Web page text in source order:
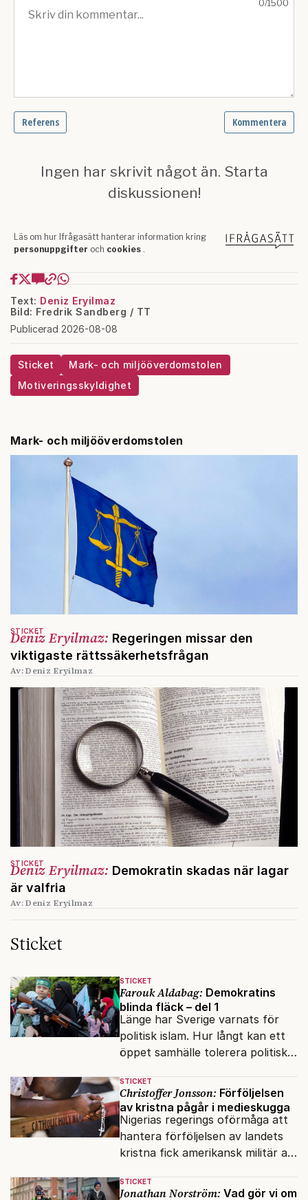
Text: Deniz Eryilmaz
Bild: Fredrik Sandberg / TT
Publicerad 2026-08-08
Sticket
Mark- och miljööverdomstolen
Motiveringsskyldighet
Mark- och miljööverdomstolen
Deniz Eryilmaz: Regeringen missar den
viktigaste rättssäkerhetsfrågan
STICKET
Av: Deniz Eryilmaz
Deniz Eryilmaz: Demokratin skadas när lagar
är valfria
STICKET
Av: Deniz Eryilmaz
Sticket
STICKET
Farouk Aldabag: Demokratins
blinda fläck – del 1
Länge har Sverige varnats för
politisk islam. Hur långt kan ett
öppet samhälle tolerera politiska
inifrån?
STICKET
Christoffer Jonsson: Förföljelsen
av kristna pågår i medieskugga
Nigerias regerings oförmåga att
hantera förföljelsen av landets
kristna fick amerikansk militär att
milisen.
STICKET
Jonathan Norström: Vad gör vi om